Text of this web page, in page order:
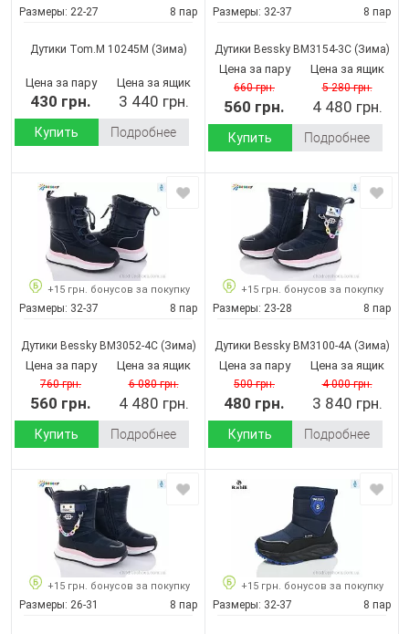
Размеры: 22-27 8 пар
Дутики Tom.M 10245M (Зима)
Цена за пару
430 грн.
Цена за ящик
3 440 грн.
Купить Подробнее
Размеры: 32-37 8 пар
Дутики Bessky BM3154-3C(Зима)
Цена за пару
660 грн.
560 грн.
Цена за ящик
5 280 грн.
4 480 грн.
Купить Подробнее
+15 грн. бонусов за покупку
Размеры: 32-37 8 пар
Дутики Bessky BM3052-4C(Зима)
Цена за пару
760 грн.
560 грн.
Цена за ящик
6 080 грн.
4 480 грн.
Купить Подробнее
+15 грн. бонусов за покупку
Размеры: 23-28 8 пар
Дутики Bessky BM3100-4A(Зима)
Цена за пару
500 грн.
480 грн.
Цена за ящик
4 000 грн.
3 840 грн.
Купить Подробнее
+15 грн. бонусов за покупку
Размеры: 26-31 8 пар
+15 грн. бонусов за покупку
Размеры: 32-37 8 пар